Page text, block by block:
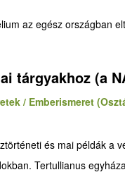
az egész országban
tárgyakhoz (a
/ Emberismeret
és mai példák a
Tertullianus